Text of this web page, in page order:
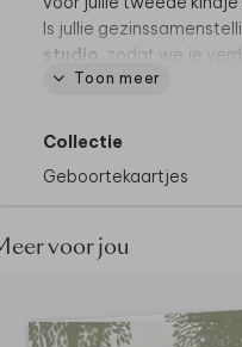
Is jullie
studio , zodat we je
aangepaste silhouetjes.
Tips van onze makers:
ontwerp.
envelop
• Maak het
Toon meer
Collectie
Geboortekaartjes
voor jou